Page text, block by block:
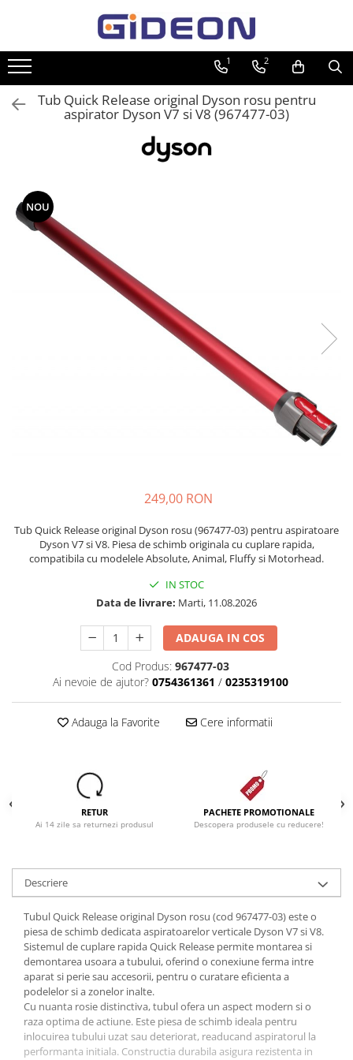
Toate Produsele
Electrocasnice
Electrocasnice mici
Cuptoare cu microunde
Hote
Accesorii si Piese Electrocasnice
Accesorii Piese Hote
Accesorii Piese Masini Spalat Vase
Accesorii Piese Masini Spalat Rufe
Accesorii Electrocasnice Mici
Filtre Purificatoare Aer
Accesorii Piese Aer Conditionat
Casa si gradina
Home & Deco
Dezinfectanti
Gratar
Produse pentru copii
Scaune auto copii
GRUPA 0+1 2 3/ 0-36 kg / 0-12 ani
Jucarii si Jocuri
Cuburi si caramizi
Seturi de constructie
IT&C
Imprimante
Produse curatare IT
1 2
Tub Quick Release original Dyson rosu pentru
aspirator Dyson V7 si V8 (967477-03)
NOU
249,00 RON
Tub Quick Release original Dyson rosu (967477-03) pentru aspiratoare
Dyson V7 si V8. Piesa de schimb originala cu cuplare rapida,
compatibila cu modelele Absolute, Animal, Fluffy si Motorhead.
IN STOC
Data de livrare: Marti, 11.08.2026
ADAUGA IN COS
Cod Produs: 967477-03
Ai nevoie de ajutor? 0754361361 / 0235319100
Adauga la Favorite Cere informatii
RETUR
Ai 14 zile sa returnezi produsul
PACHETE PROMOTIONALE
Descopera produsele cu reducere!
Descriere
Tubul Quick Release original Dyson rosu (cod 967477-03) este o
piesa de schimb dedicata aspiratoarelor verticale Dyson V7 si V8.
Sistemul de cuplare rapida Quick Release permite montarea si
demontarea usoara a tubului, oferind o conexiune ferma intre
aparat si perie sau accesorii, pentru o curatare eficienta a
podelelor si a zonelor inalte.
Cu nuanta rosie distinctiva, tubul ofera un aspect modern si o
raza optima de actiune. Este piesa de schimb ideala pentru
inlocuirea tubului uzat sau deteriorat, readucand aspiratorul la
performanta initiala. Constructia durabila asigura rezistenta in